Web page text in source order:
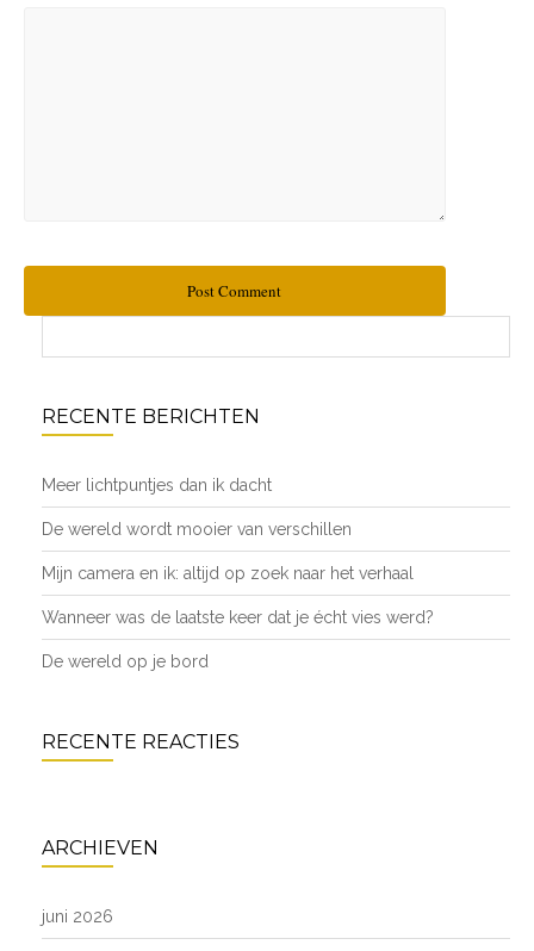
Post Comment
RECENTE BERICHTEN
Meer lichtpuntjes dan ik dacht
De wereld wordt mooier van verschillen
Mijn camera en ik: altijd op zoek naar het verhaal
Wanneer was de laatste keer dat je écht vies werd?
De wereld op je bord
RECENTE REACTIES
ARCHIEVEN
juni 2026